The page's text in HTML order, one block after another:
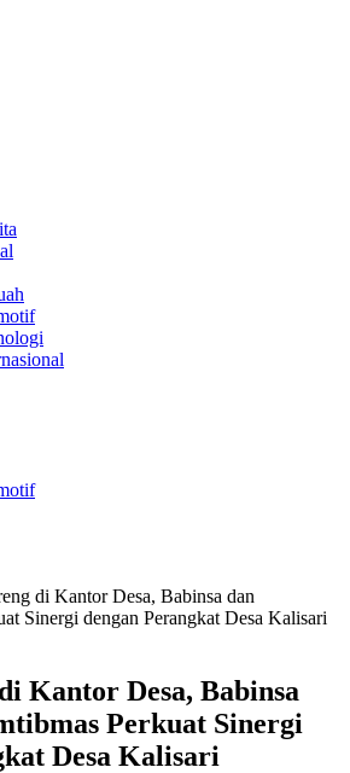
di Kantor Desa, Babinsa dan
Sinergi dengan Perangkat Desa Kalisari
Kantor Desa, Babinsa
Perkuat Sinergi
Desa Kalisari